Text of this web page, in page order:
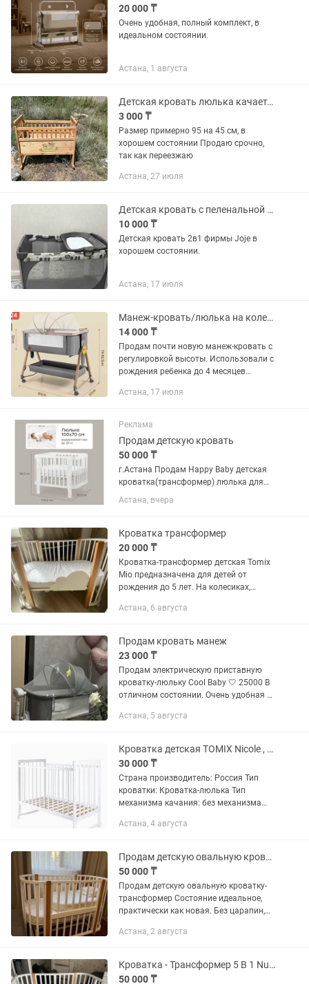
20 000 ₸
Очень удобная, полный комплект, в
идеальном состоянии.
Астана, 1 августа
Детская кровать люлька качается
3 000 ₸
Размер примерно 95 на 45 см, в
хорошем состоянии Продаю срочно,
так как переезжаю
Астана, 27 июля
Детская кровать с пеленальной люлькой
10 000 ₸
Детская кровать 2в1 фирмы Joje в
хорошем состоянии.
Астана, 17 июля
Манеж-кровать/люлька на колесиках
14 000 ₸
Продам почти новую манеж-кровать с
регулировкой высоты. Использовали с
рождения ребенка до 4 месяцев
Очень удобно приставлять ко
Астана, 17 июля
Реклама
Продам детскую кровать
50 000 ₸
г.Астана Продам Happy Baby детская
кроватка(трансформер) люлька для
новорожденных от 0 до 3 лет ,
приставная , с маятником и колесами.
(ребенок не лежал) . Подарок 🎁...
Астана, вчера
Кроватка трансформер
20 000 ₸
Кроватка-трансформер детская Tomix
Mio предназначена для детей от
рождения до 5 лет. На колесиках,
экологически чистого массива березы
Астана, 6 августа
Продам кровать манеж
23 000 ₸
Продам электрическую приставную
кроватку-люльку Cool Baby 🤍 25000 В
отличном состоянии. Очень удобная и
с рождения. -Регулировка высоты -
Астана, 5 августа
Кроватка детская TOMIX Nicole , белый
30 000 ₸
Страна производитель: Россия Тип
кроватки: Кроватка-люлька Тип
механизма качания: без механизма
дерево Длина 94 см Ширина 54 см
Астана, 4 августа
Продам детскую овальную кроватку-трансформер
50 000 ₸
Продам детскую овальную кроватку-
трансформер Состояние идеальное,
практически как новая. Без царапин,
практически не спал и не лежал в
Астана, 2 августа
Кроватка - Трансформер 5 В 1 Nuvola Lux С МАЯТНИКОМ 2 МАТРАСА, В ПОДАРОК
50 000 ₸